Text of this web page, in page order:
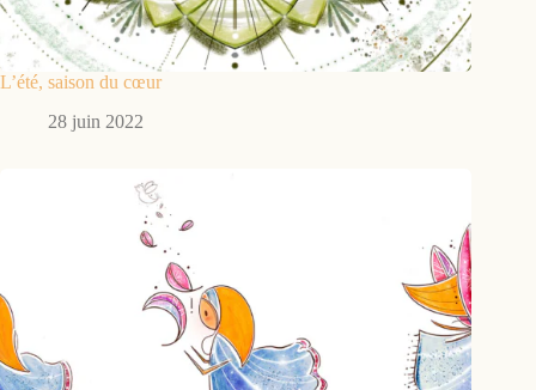
L’été, saison du cœur
28 juin 2022